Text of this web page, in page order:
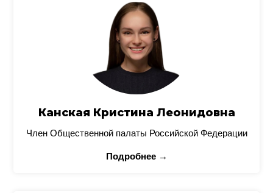
Канская Кристина Леонидовна
Член Общественной палаты Российской Федерации
Подробнее →